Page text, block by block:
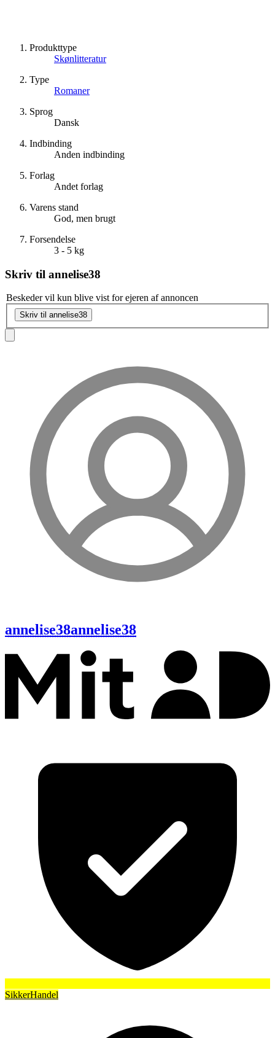
Produkttype
Skønlitteratur
Type
Romaner
Sprog
Dansk
Indbinding
Anden indbinding
Forlag
Andet forlag
Varens stand
God, men brugt
Forsendelse
3 - 5 kg
Skriv til annelise38
Beskeder vil kun blive vist for ejeren af annoncen
Skriv til annelise38
annelise38annelise38
SikkerHandel